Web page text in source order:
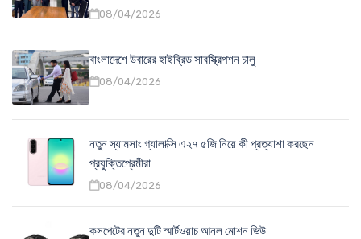
08/04/2026
বাংলাদেশে উবারের হাইব্রিড সাবস্ক্রিপশন চালু
08/04/2026
নতুন স্যামসাং গ্যালাক্সি এ২৭ ৫জি নিয়ে কী প্রত্যাশা করছেন
প্রযুক্তিপ্রেমীরা
08/04/2026
কসপেটের নতুন দুটি স্মার্টওয়াচ আনল মোশন ভিউ